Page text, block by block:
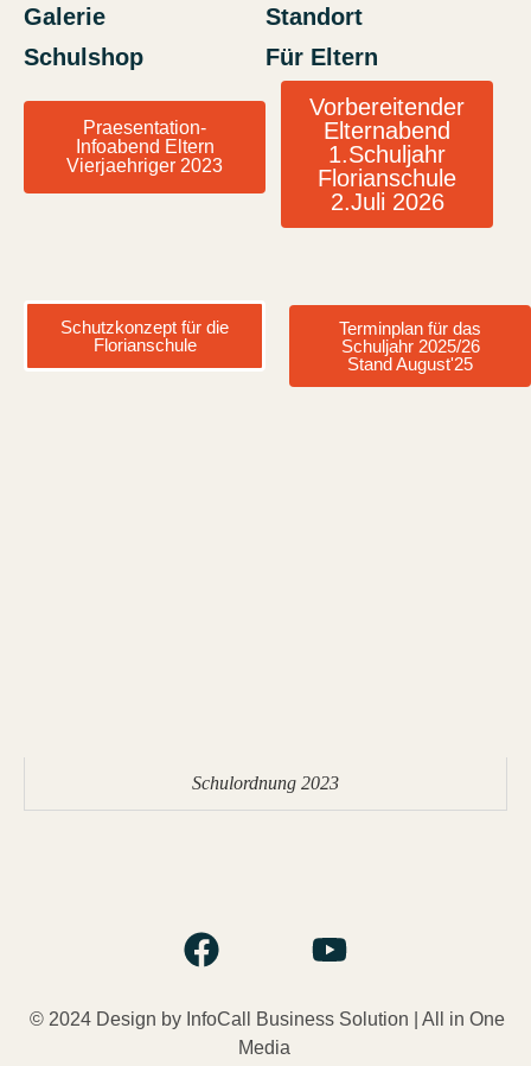
Galerie
Schulshop
Praesentation-
Infoabend Eltern
Vierjaehriger 2023
Schutzkonzept für die
Florianschule
Standort
Für Eltern
Vorbereitender
Elternabend
1.Schuljahr
Florianschule
2.Juli 2026
Terminplan für das
Schuljahr 2025/26
Stand August'25
Schulordnung 2023
© 2024 Design by InfoCall Business Solution | All in One
Media